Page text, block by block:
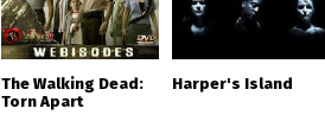
The Walking Dead:
Torn Apart
Harper's Island